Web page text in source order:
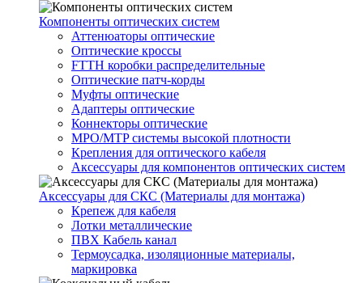
Компоненты оптических систем
Аттенюаторы оптические
Оптические кроссы
FTTH коробки распределительные
Оптические патч-корды
Муфты оптические
Адаптеры оптические
Коннекторы оптические
MPO/MTP системы высокой плотности
Крепления для оптического кабеля
Аксессуары для компонентов оптических систем
Аксессуары для СКС (Материалы для монтажа)
Крепеж для кабеля
Лотки металлические
ПВХ Кабель канал
Термоусадка, изоляционные материалы,
маркировка